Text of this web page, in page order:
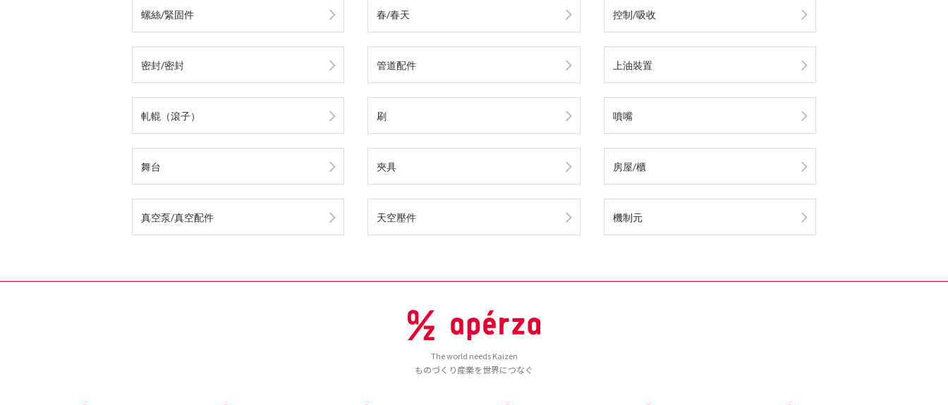
螺絲/緊固件 春/春天 控制/吸收
密封/密封 管道配件 上油裝置
軋輥（滾子） 刷 噴嘴
舞台 夾具 房屋/櫃
真空泵/真空配件 天空壓件 機制元
The world needs Kaizen
ものづくり産業を世界につなぐ